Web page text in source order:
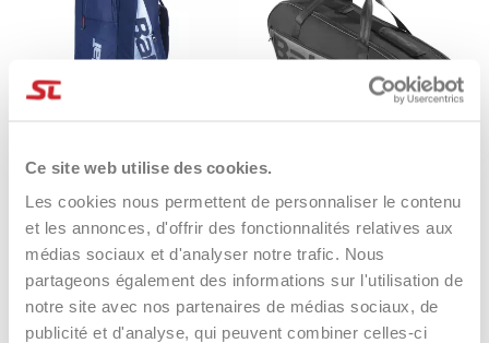
Ce site web utilise des cookies.
Les cookies nous permettent de personnaliser le contenu
et les annonces, d'offrir des fonctionnalités relatives aux
médias sociaux et d'analyser notre trafic. Nous
partageons également des informations sur l'utilisation de
notre site avec nos partenaires de médias sociaux, de
publicité et d'analyse, qui peuvent combiner celles-ci
Babolat Borsa Rh6 Pure Drive
119,90 €
93,00 €
Babolat Bag Court M
69,95 €